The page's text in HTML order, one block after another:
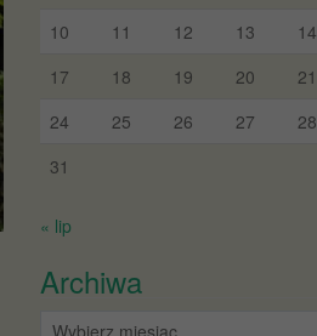
10
11 12 13 14
17
18 19 20 21
24
25 26 27 28
31
« lip
Archiwa
Archiwa